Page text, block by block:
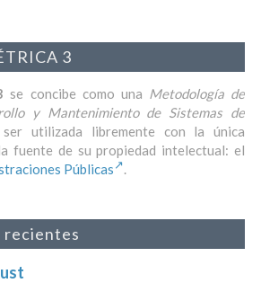
3
se concibe como una Metodología de
y Mantenimiento de Sistemas de
utilizada libremente con la única
fuente de su propiedad intelectual: el
Públicas
.
recientes